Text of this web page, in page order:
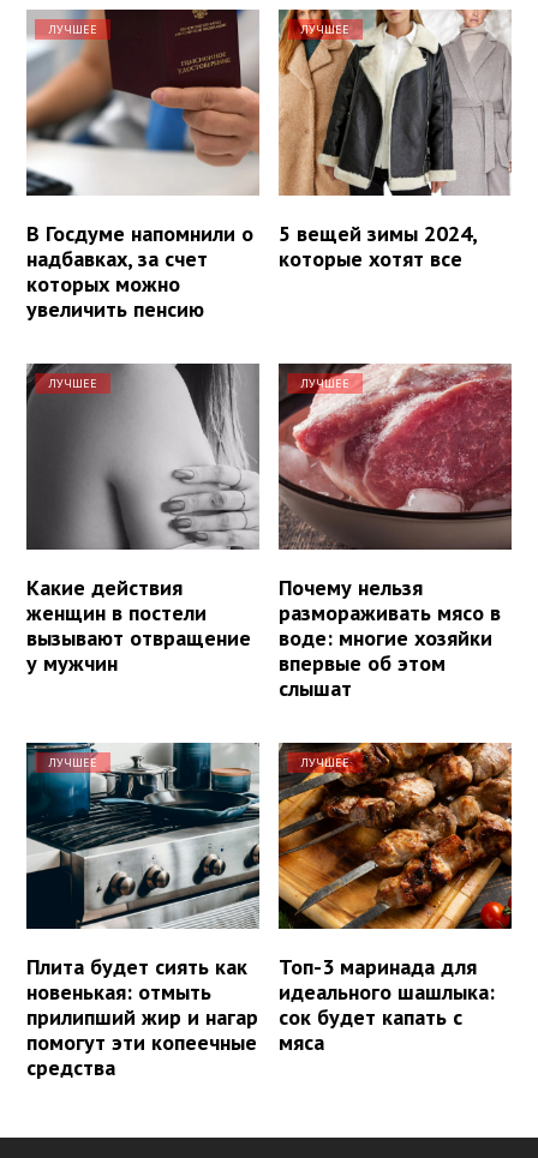
ЛУЧШЕЕ
В Госдуме напомнили о
надбавках, за счет
которых можно
увеличить пенсию
ЛУЧШЕЕ
5 вещей зимы 2024,
которые хотят все
ЛУЧШЕЕ
Какие действия
женщин в постели
вызывают отвращение
у мужчин
ЛУЧШЕЕ
Почему нельзя
размораживать мясо в
воде: многие хозяйки
впервые об этом
слышат
ЛУЧШЕЕ
Плита будет сиять как
новенькая: отмыть
прилипший жир и нагар
помогут эти копеечные
средства
ЛУЧШЕЕ
Топ-3 маринада для
идеального шашлыка:
сок будет капать с
мяса